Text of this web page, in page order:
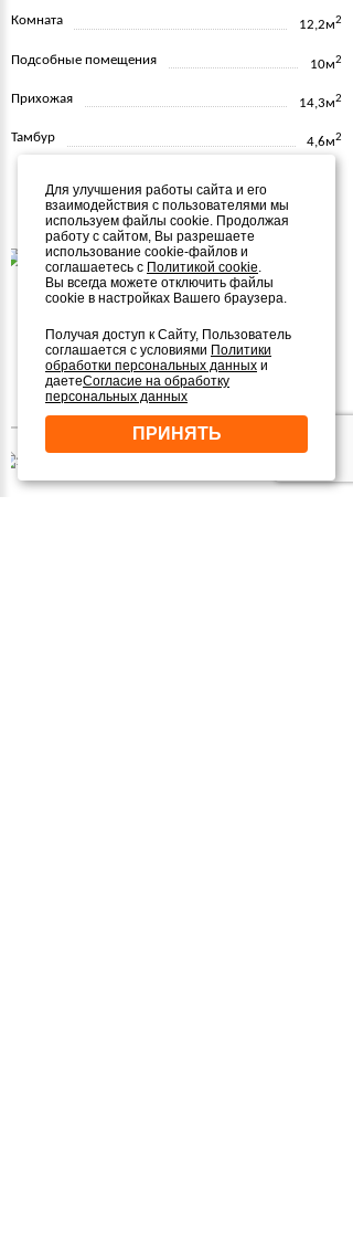
Комната 12,2м2
Подсобные помещения 10м2
Прихожая 14,3м2
Тамбур 4,6м2
Другие похожие проекты
83М21 ЭТАЖ
посмотреть проект
Для улучшения работы сайта и его
взаимодействия с пользователями мы
используем файлы cookie. Продолжая
работу с сайтом, Вы разрешаете
использование cookie-файлов и
соглашаетесь с Политикой cookie.
Вы всегда можете отключить файлы
cookie в настройках Вашего браузера.
Получая доступ к Сайту, Пользователь
соглашается с условиями Политики
обработки персональных данных и
даетеСогласие на обработку
персональных данных
ПРИНЯТЬ